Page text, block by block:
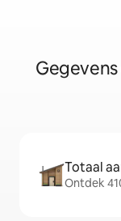
Totaal
Ontdek